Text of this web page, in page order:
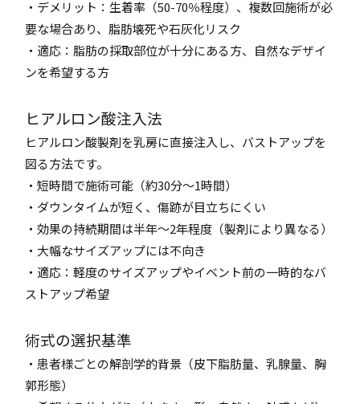
・デメリット：生着率（50-70％程度）、複数回施術が必
要な場合あり、脂肪壊死や石灰化リスク
・適応：脂肪の採取部位が十分にある方、自然なデザイ
ンを希望する方
ヒアルロン酸注入法
ヒアルロン酸製剤を乳房に直接注入し、バストアップを
図る方法です。
・短時間で施術可能（約30分～1時間）
・ダウンタイムが短く、傷跡が目立ちにくい
・効果の持続期間は半年～2年程度（製剤により異なる）
・大幅なサイズアップには不向き
・適応：軽度のサイズアップやイベント前の一時的なバ
ストアップ希望
術式の選択基準
・患者様ごとの解剖学的背景（皮下脂肪量、乳腺量、胸
郭形態）